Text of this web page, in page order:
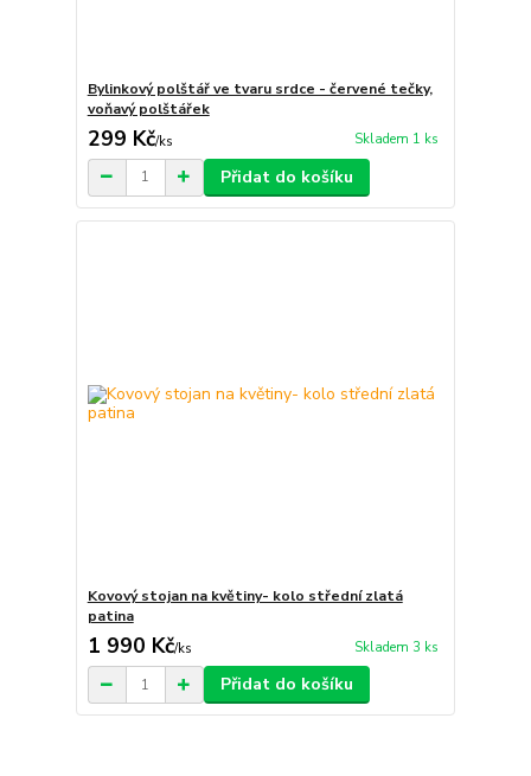
Bylinkový polštář ve tvaru srdce - červené tečky,
voňavý polštářek
299 Kč/ks Skladem 1 ks
Přidat do košíku
Kovový stojan na květiny- kolo střední zlatá
patina
1 990 Kč/ks Skladem 3 ks
Přidat do košíku